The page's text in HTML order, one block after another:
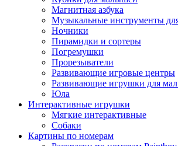
Магнитная азбука
Музыкальные инструменты
Ночники
Пирамидки и сортеры
Погремушки
Прорезыватели
Развивающие игровые центры
Развивающие игрушки для
Юла
Интерактивные игрушки
Мягкие интерактивные
Собаки
Картины по номерам